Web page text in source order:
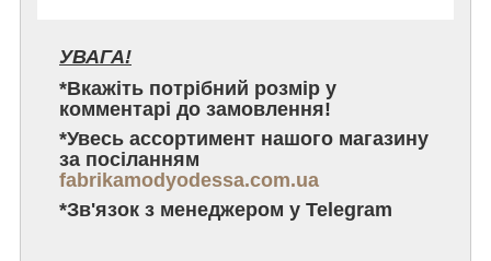
УВАГА!
*Вкажіть потрібний розмір у
комментарі до замовлення!
*Увесь ассортимент нашого магазину
за посіланням
fabrikamodyodessa.com.ua
*Зв'язок з менеджером у Telegram